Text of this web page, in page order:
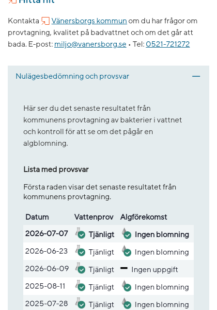
Kontakta Vänersborgs kommun om du har frågor om
provtagning, kvalitet på badvattnet och om det går att
bada. E-post: miljo@vanersborg.se • Tel: 0521-721272
Nulägesbedömning och provsvar
Här ser du det senaste resultatet från
kommunens provtagning av bakterier i vattnet
och kontroll för att se om det pågår en
algblomning.
Lista med provsvar
Första raden visar det senaste resultatet från
kommunens provtagning.
Lista med provsvar
Datum Vatten­prov
Alg­före­komst
2026-07-07
Tjänligt
Ingen blomning
2026-06-23
Tjänligt
Ingen blomning
2026-06-09
Tjänligt
Ingen uppgift
2025-08-11
Tjänligt
Ingen blomning
2025-07-28
Tjänligt Ingen blomning